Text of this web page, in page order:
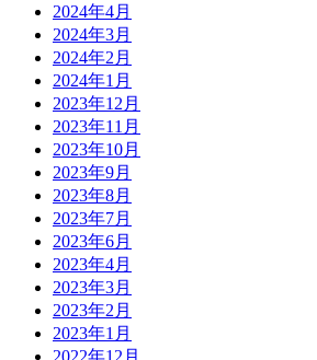
2024年4月
2024年3月
2024年2月
2024年1月
2023年12月
2023年11月
2023年10月
2023年9月
2023年8月
2023年7月
2023年6月
2023年4月
2023年3月
2023年2月
2023年1月
2022年12月